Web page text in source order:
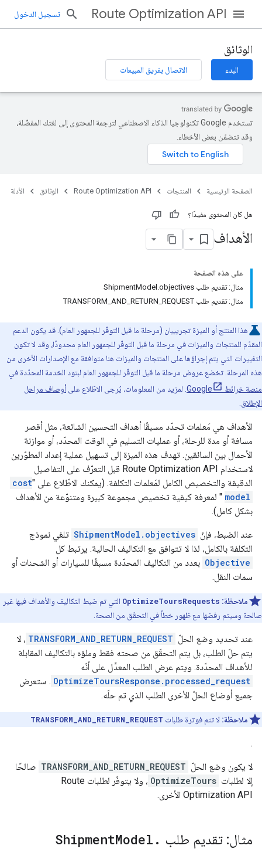
Route Optimization API تسجيل الدخول
الوثائق
البدء الاتصال بفريق المبيعات
تستخدم Google تكنولوجيا الذكاء الاصطناعي لترجمة المحتوى إلى لغتك المفضّلة،
وقد تتضمّن بعض الأخطاء.
الصفحة الرئيسية المنتجات Route Optimization API الوثائق الأدلة
هل كان المحتوى مفيدًا؟
الأهداف
على هذه الصفحة
مثال: تقديم طلب ShipmentModel.objectives
مثال: تقديم طلب TRANSFORM_AND_RETURN_REQUEST
هذا المنتج أو الميزة تجريبيان (مرحلة ما قبل التوفّر للجمهور العام). قد يكون الدعم
المقدّم للمنتجات والميزات في مرحلة ما قبل التوفّر للجمهور العام محدودًا، وقد لا تكون
التغييرات التي يتم إجراؤها على المنتجات والميزات هنا متوافقة مع الإصدارات الأخرى من
هذه المرحلة. تخضع عروض مرحلة ما قبل التوفّر للجمهور العام لبنود الخدمة المحدّدة في
منصة خرائط Google
. لمزيد من المعلومات، يُرجى الاطّلاع على أوصاف مراحل
الإطلاق
الأهداف هي مَعلمات تحدّد مسبقًا أهداف التحسين الشائعة، مثل أقصر
مسافة أو مدة للرحلة، أو عمليات التسليم في الوقت المحدّد، أو موازنة
الأحمال بين السائقين. تهدف هذه الميزة إلى تسهيل عملية إعداد المطوّرين
لاستخدام Route Optimization API قبل التعرّف على التفاصيل
الدقيقة والتخصيص الكامل لمَعلمات التكلفة. (يمكنك الاطّلاع على "cost
model " لمعرفة كيفية تخصيص مجموعة كبيرة ومتنوّعة من الأهداف
بشكل كامل).
عند الضبط، فإنّ ShipmentModel.objectives تلغي نموذج
التكلفة بالكامل، لذا لا تتوافق مع التكاليف الحالية. يرتبط كل
Objective بعدد من التكاليف المحدّدة مسبقًا للسيارات أو الشحنات أو
سمات النقل.
ملاحظة: OptimizeToursRequests التي تم ضبط التكاليف والأهداف فيها غير
صالحة وسيتم رفضها مع ظهور خطأ في التحقّق من الصحة.
عند تحديد وضع الحلّ TRANSFORM_AND_RETURN_REQUEST ، لا
يتم حلّ الطلب، بل يتم التحقّق من صحته فقط وملؤه بالتكاليف المقابلة
للأهداف المحدّدة. ويتم عرض الطلب المعدَّل على أنّه
OptimizeToursResponse.processed_request . ستعرض
جميع أوضاع الحلّ الأخرى الطلب الذي تم حلّه.
ملاحظة: لا تتم فوترة طلبات TRANSFORM_AND_RETURN_REQUEST
.
لا يكون وضع الحلّ TRANSFORM_AND_RETURN_REQUEST صالحًا
إلا لطلبات OptimizeTours
، ولا يتوفّر لطلبات Route
Optimization API الأخرى.
مثال: تقديم طلب ShipmentModel .